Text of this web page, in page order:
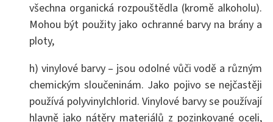
všechna organická rozpouštědla (kromě alkoholu).
Mohou být použity jako ochranné barvy na brány a
ploty,
h) vinylové barvy – jsou odolné vůči vodě a různým
chemickým sloučeninám. Jako pojivo se nejčastěji
používá polyvinylchlorid. Vinylové barvy se používají
hlavně jako nátěry materiálů z pozinkované oceli,